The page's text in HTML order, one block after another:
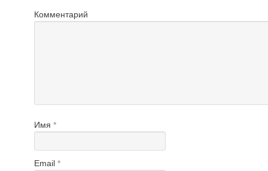
Комментарий
Имя *
Email *